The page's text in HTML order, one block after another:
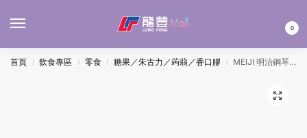
0
首頁 / 飲食專區 / 零食 / 糖果／朱古力／蒟蒻／香口膠 / MEIJI 明治鋼琴黑朱古力 26’S